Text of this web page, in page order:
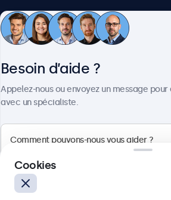
Service client
Besoin d’aide ?
Appelez-nous ou envoyez un message
avec un spécialiste.
Cookies